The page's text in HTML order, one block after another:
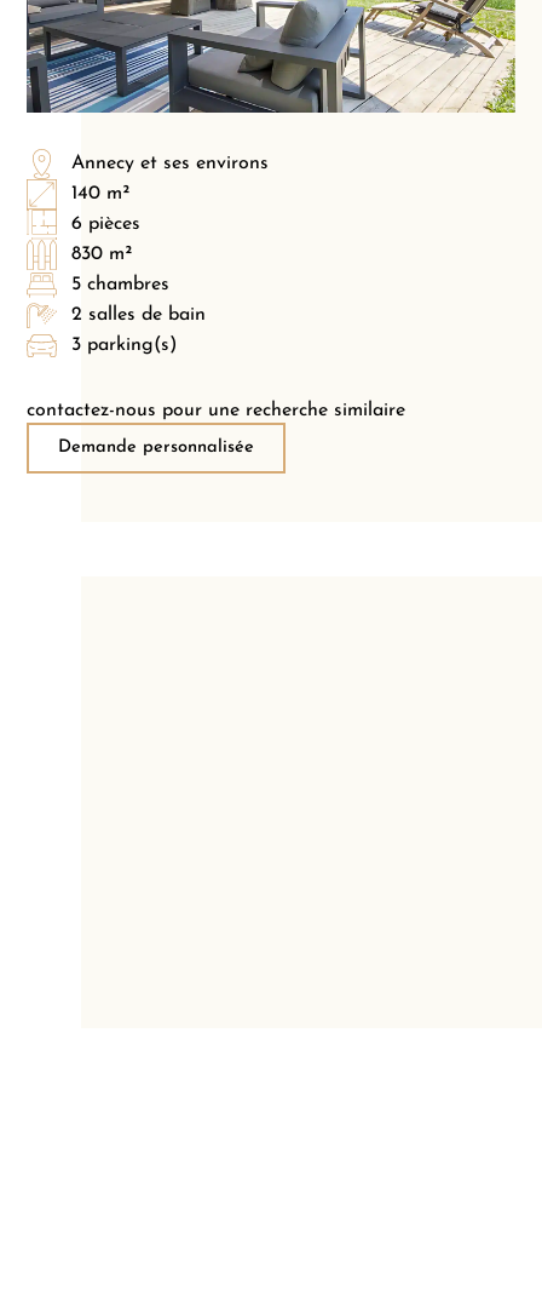
Annecy et ses environs
140 m²
6 pièces
830 m²
5 chambres
2 salles de bain
3 parking(s)
contactez-nous pour une recherche similaire
Demande personnalisée